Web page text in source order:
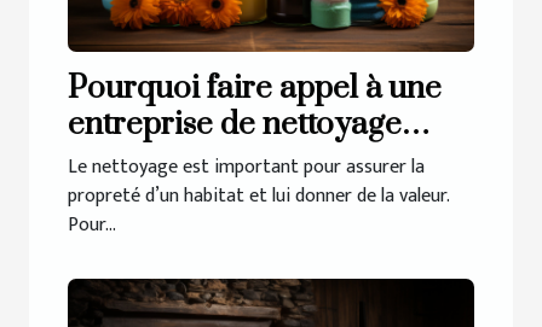
Pourquoi faire appel à une
entreprise de nettoyage
pour votre habitat ?
Le nettoyage est important pour assurer la
propreté d’un habitat et lui donner de la valeur.
Pour...